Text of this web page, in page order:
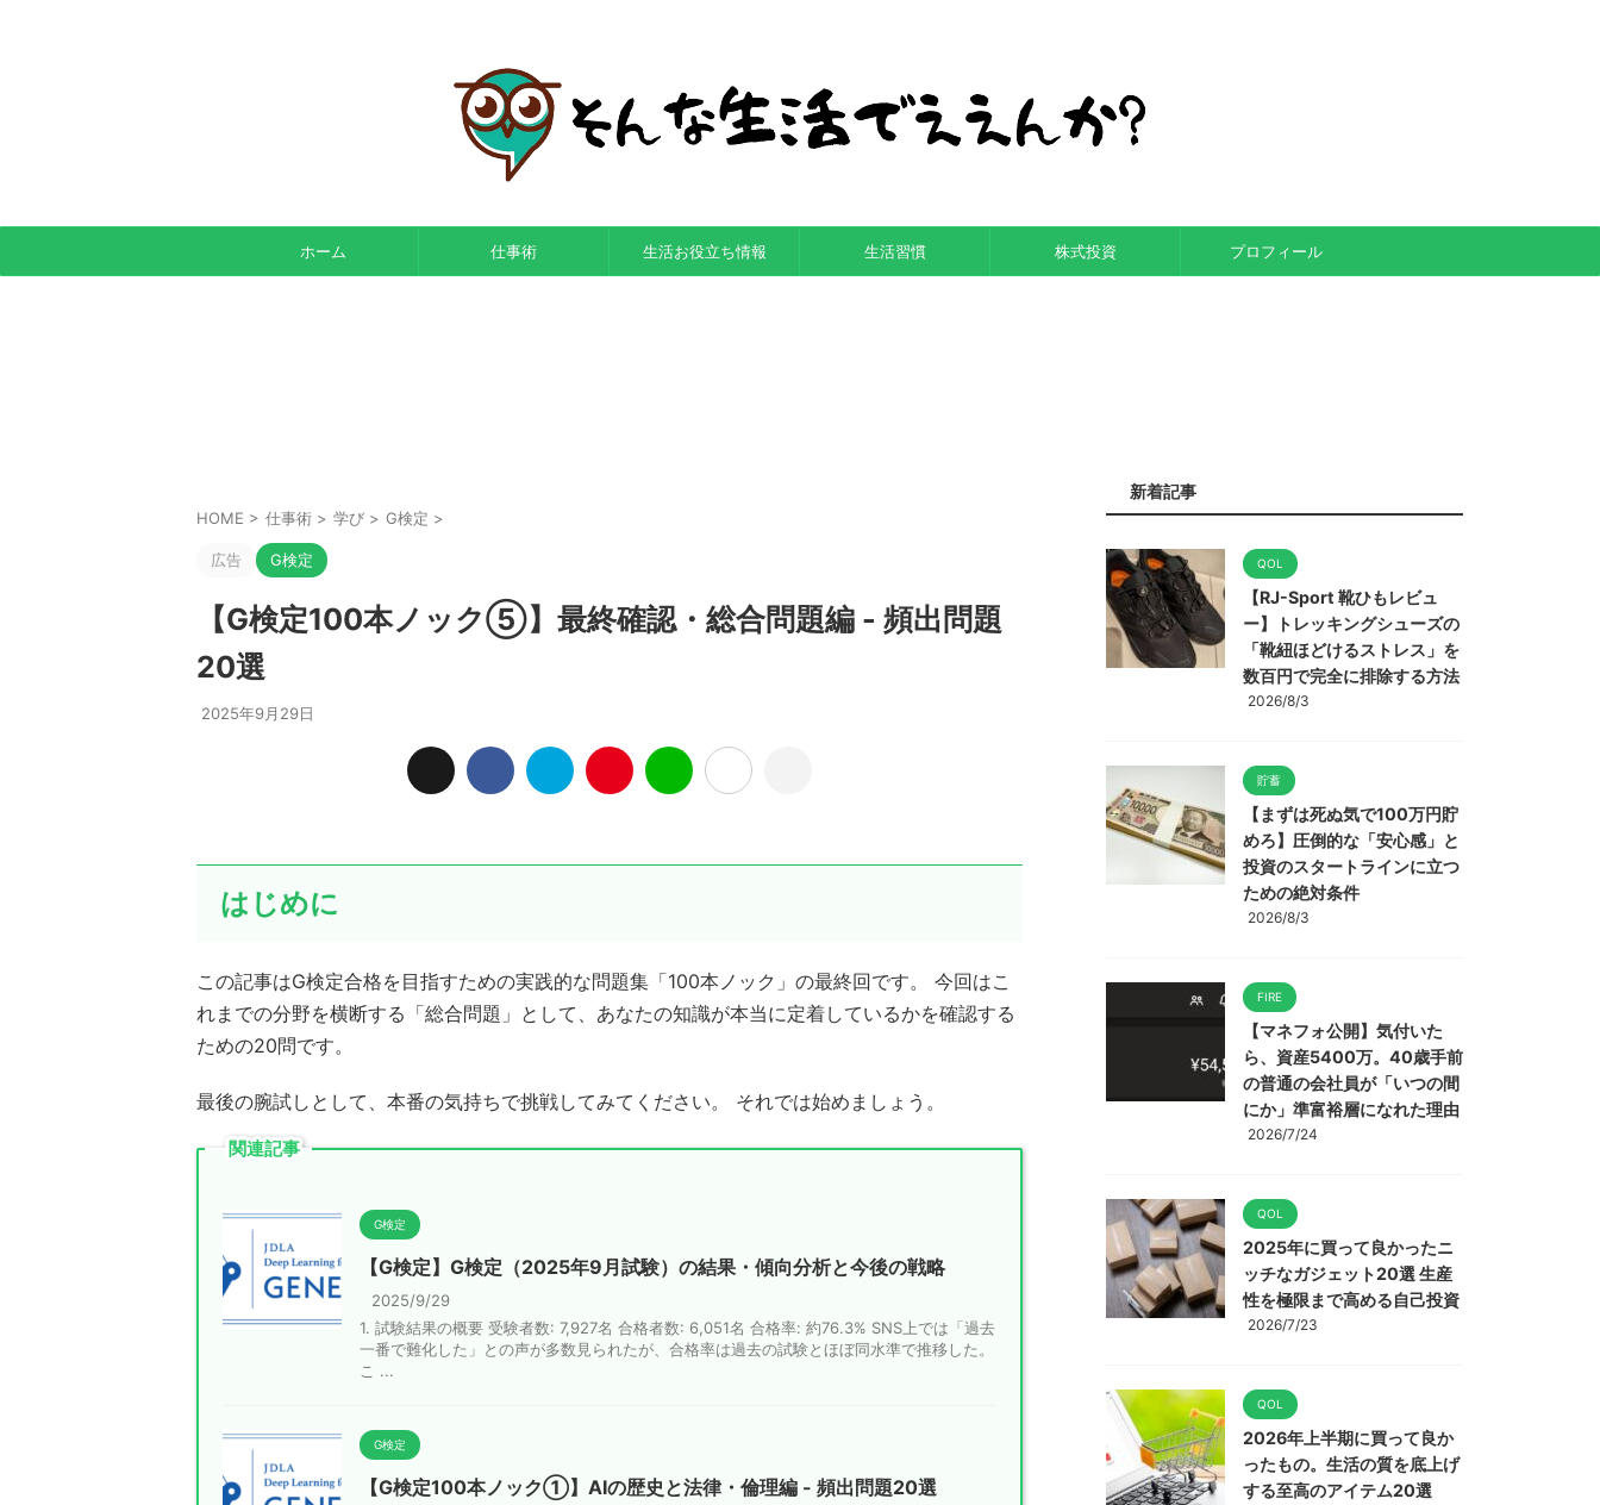
ホーム 仕事術 生活お役立ち情報 生活習慣 株式投資 プロフィール
HOME > 仕事術 > 学び > G検定 >
広告 G検定
【G検定100本ノック⑤】最終確認・総合問題編 - 頻出問題
20選
2025年9月29日
はじめに
この記事はG検定合格を目指すための実践的な問題集「100本ノック」の最終回です。 今回はこ
れまでの分野を横断する「総合問題」として、あなたの知識が本当に定着しているかを確認する
ための20問です。
最後の腕試しとして、本番の気持ちで挑戦してみてください。 それでは始めましょう。
関連記事
G検定
【G検定】G検定（2025年9月試験）の結果・傾向分析と今後の戦略
2025/9/29
1. 試験結果の概要 受験者数: 7,927名 合格者数: 6,051名 合格率: 約76.3% SNS上では「過去
一番で難化した」との声が多数見られたが、合格率は過去の試験とほぼ同水準で推移した。
こ ...
G検定
【G検定100本ノック①】AIの歴史と法律・倫理編 - 頻出問題20選
新着記事
QOL
【RJ-Sport 靴ひもレビュ
ー】トレッキングシューズの
「靴紐ほどけるストレス」を
数百円で完全に排除する方法
2026/8/3
貯蓄
【まずは死ぬ気で100万円貯
めろ】圧倒的な「安心感」と
投資のスタートラインに立つ
ための絶対条件
2026/8/3
FIRE
【マネフォ公開】気付いた
ら、資産5400万。40歳手前
の普通の会社員が「いつの間
にか」準富裕層になれた理由
2026/7/24
QOL
2025年に買って良かったニ
ッチなガジェット20選 生産
性を極限まで高める自己投資
2026/7/23
QOL
2026年上半期に買って良か
ったもの。生活の質を底上げ
する至高のアイテム20選